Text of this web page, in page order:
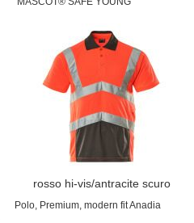
rosso hi-vis/antracite scuro
Polo, Premium, modern fit Anadia